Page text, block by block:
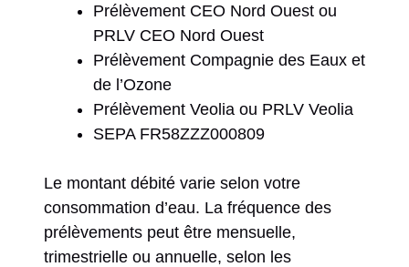
Prélèvement CEO Nord Ouest ou
PRLV CEO Nord Ouest
Prélèvement Compagnie des Eaux et
de l’Ozone
Prélèvement Veolia ou PRLV Veolia
SEPA FR58ZZZ000809
Le montant débité varie selon votre
consommation d’eau. La fréquence des
prélèvements peut être mensuelle,
trimestrielle ou annuelle, selon les